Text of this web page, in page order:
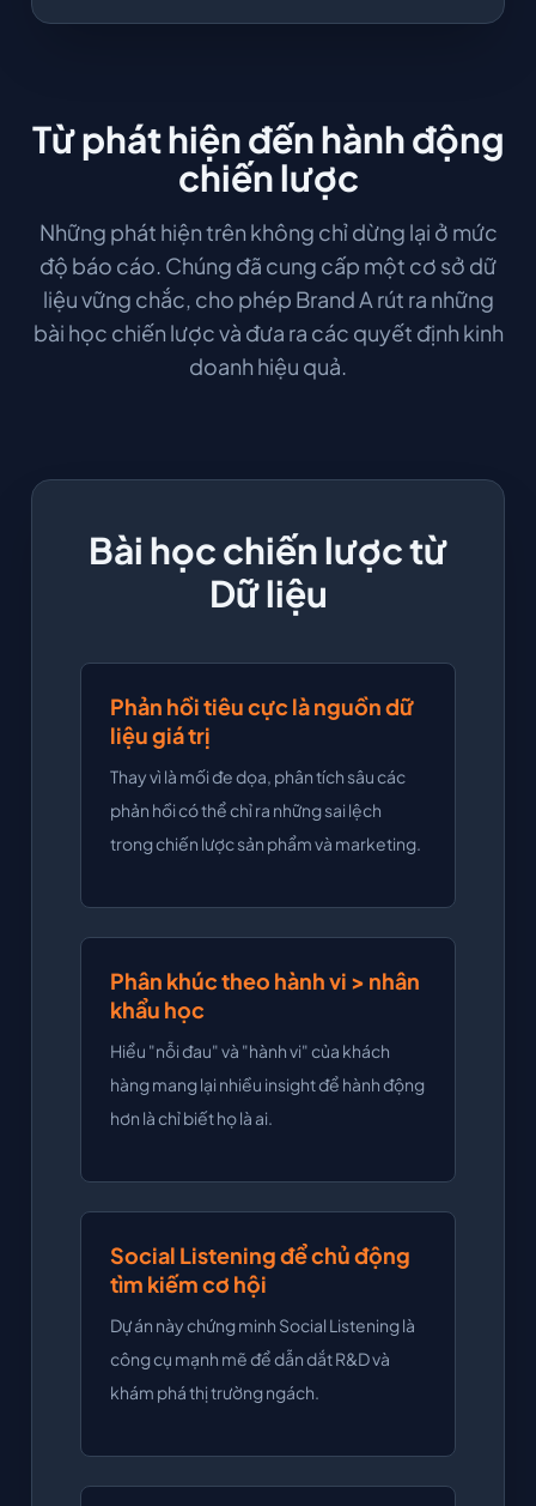
Từ phát hiện đến hành động
chiến lược
Những phát hiện trên không chỉ dừng lại ở mức
độ báo cáo. Chúng đã cung cấp một cơ sở dữ
liệu vững chắc, cho phép Brand A rút ra những
bài học chiến lược và đưa ra các quyết định kinh
doanh hiệu quả.
Bài học chiến lược từ
Dữ liệu
Phản hồi tiêu cực là nguồn dữ
liệu giá trị
Thay vì là mối đe dọa, phân tích sâu các
phản hồi có thể chỉ ra những sai lệch
trong chiến lược sản phẩm và marketing.
Phân khúc theo hành vi > nhân
khẩu học
Hiểu "nỗi đau" và "hành vi" của khách
hàng mang lại nhiều insight để hành động
hơn là chỉ biết họ là ai.
Social Listening để chủ động
tìm kiếm cơ hội
Dự án này chứng minh Social Listening là
công cụ mạnh mẽ để dẫn dắt R&D và
khám phá thị trường ngách.